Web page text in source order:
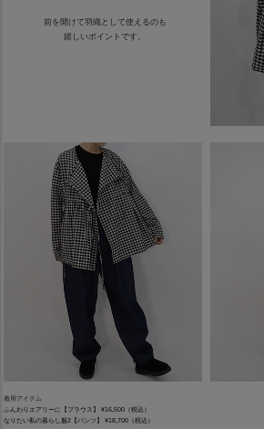
前を開けて羽織として使えるのも
嬉しいポイントです。
着用アイテム
ふんわりエアリーに【ブラウス】 ¥16,500（税込）
なりたい私の暮らし服2【パンツ】 ¥18,700（税込）